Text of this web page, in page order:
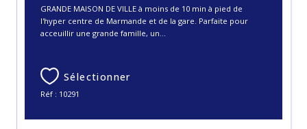
GRANDE MAISON DE VILLE à moins de 10 min à pied de
l'hyper centre de Marmande et de la gare. Parfaite pour
acceuillir une grande famille, un...
Sélectionner
Réf : 10291